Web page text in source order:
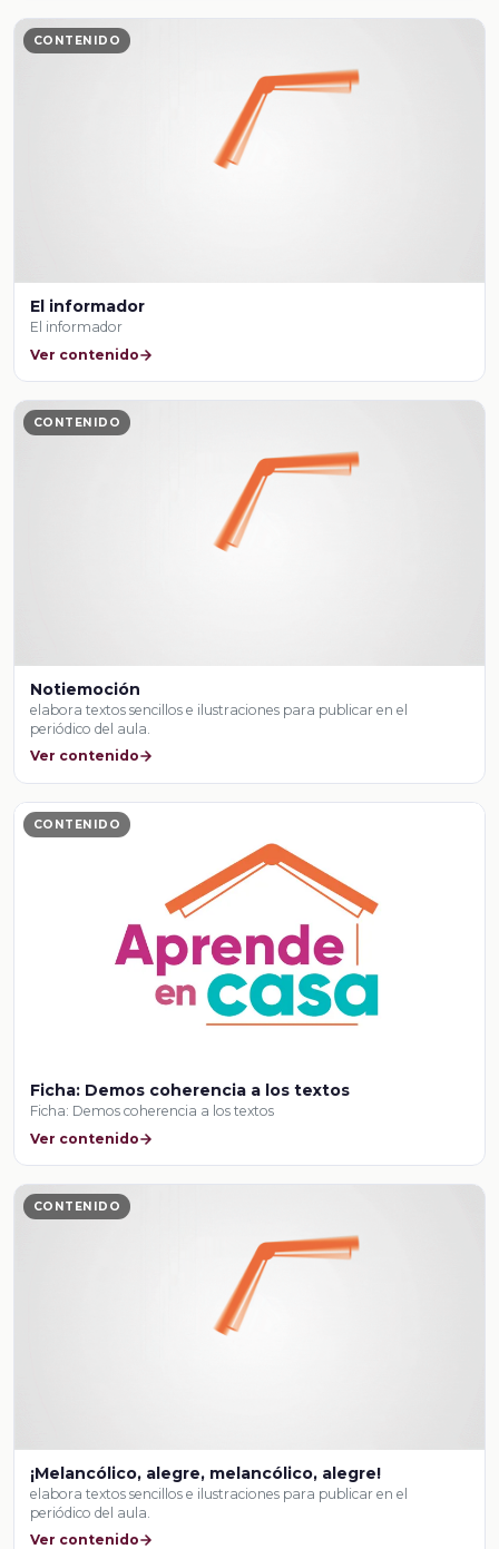
CONTENIDO
El informador
El informador
Ver contenido
CONTENIDO
Notiemoción
elabora textos sencillos e ilustraciones para publicar en el
periódico del aula.
Ver contenido
CONTENIDO
Ficha: Demos coherencia a los textos
Ficha: Demos coherencia a los textos
Ver contenido
CONTENIDO
¡Melancólico, alegre, melancólico, alegre!
elabora textos sencillos e ilustraciones para publicar en el
periódico del aula.
Ver contenido